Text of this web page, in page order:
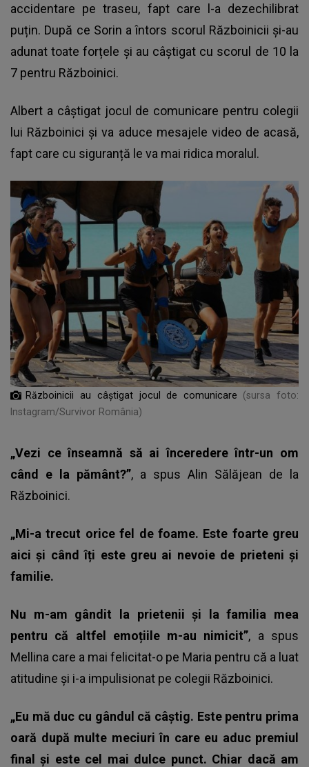
accidentare pe traseu, fapt care l-a dezechilibrat
puțin. După ce Sorin a întors scorul Războinicii și-au
adunat toate forțele și au câștigat cu scorul de 10 la
7 pentru Războinici.
Albert a câștigat jocul de comunicare pentru colegii
lui Războinici și va aduce mesajele video de acasă,
fapt care cu siguranță le va mai ridica moralul.
Războinicii au câștigat jocul de comunicare
(sursa foto:
Instagram/Survivor România)
„Vezi ce înseamnă să ai înceredere într-un om
când e la pământ?”, a spus Alin Sălăjean de la
Războinici.
„Mi-a trecut orice fel de foame. Este foarte greu
aici și când îți este greu ai nevoie de prieteni și
familie.
Nu m-am gândit la prietenii și la familia mea
pentru că altfel emoțiile m-au nimicit”, a spus
Mellina care a mai felicitat-o pe Maria pentru că a luat
atitudine și i-a impulisionat pe colegii Războinici.
„Eu mă duc cu gândul că câștig. Este pentru prima
oară după multe meciuri în care eu aduc premiul
final și este cel mai dulce punct. Chiar dacă am